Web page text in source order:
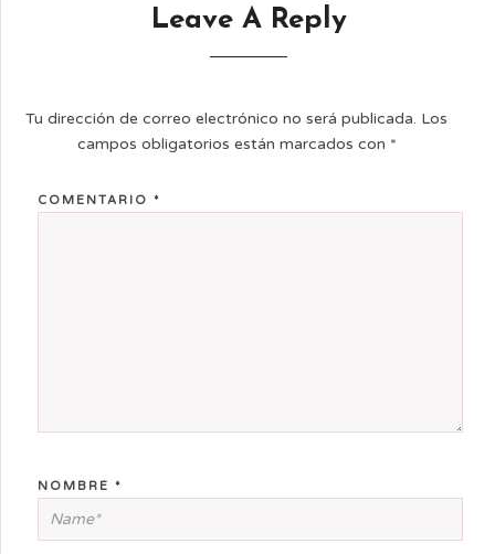
Leave A Reply
Tu dirección de correo electrónico no será publicada. Los
campos obligatorios están marcados con *
COMENTARIO *
NOMBRE *